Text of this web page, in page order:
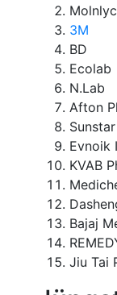
3M
BD
Ecolab
N.Lab
Afton
Evnoik
KVAB
Bajaj
Jiu Tai